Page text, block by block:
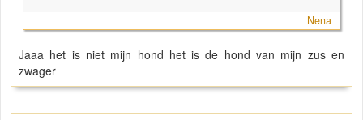
Nena
Jaaa het is niet mijn hond het is de hond van mijn zus en
zwager